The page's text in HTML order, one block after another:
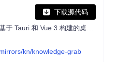
下载源代码
kn/knowledge-grab